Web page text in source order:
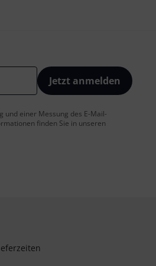
Jetzt anmelden
und einer Messung des E-Mail-
finden Sie in unseren